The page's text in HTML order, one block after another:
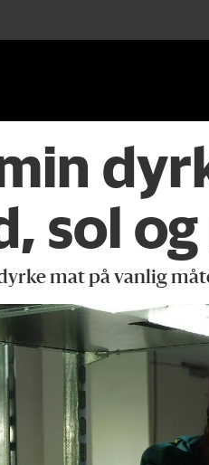
sol og
mat på vanlig